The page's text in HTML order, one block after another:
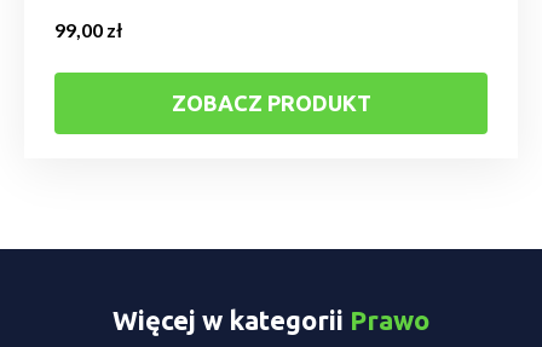
99,00 zł
ZOBACZ PRODUKT
Więcej w kategorii Prawo